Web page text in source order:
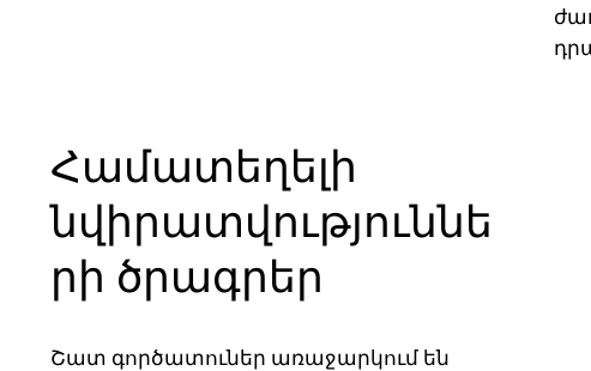
Համատեղելի
նվիրատվություննե
րի ծրագրեր
Շատ գործատուներ առաջարկում են